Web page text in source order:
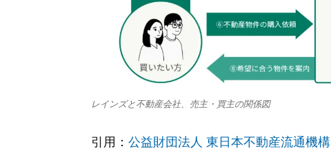
レインズと不動産会社、売主・買主の関係図
引用： 公益財団法人 東日本不動産流通機構